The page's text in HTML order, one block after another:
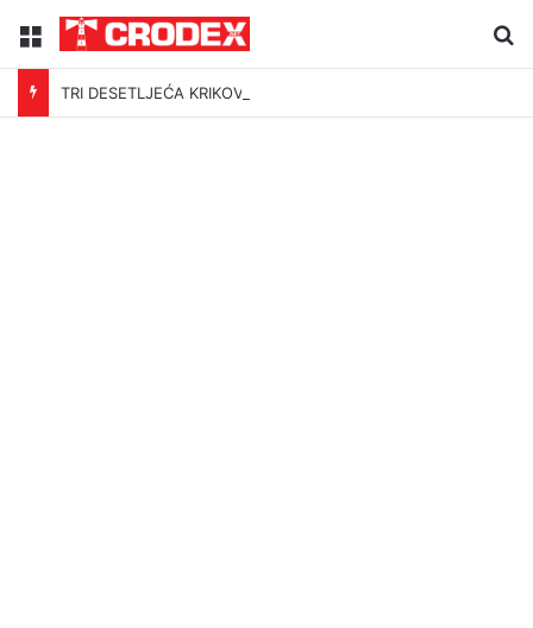
Menu
TRI DESETLJEĆA KRIKOVA OČAJNIKA